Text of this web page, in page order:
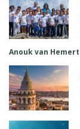
Anouk van Hemert